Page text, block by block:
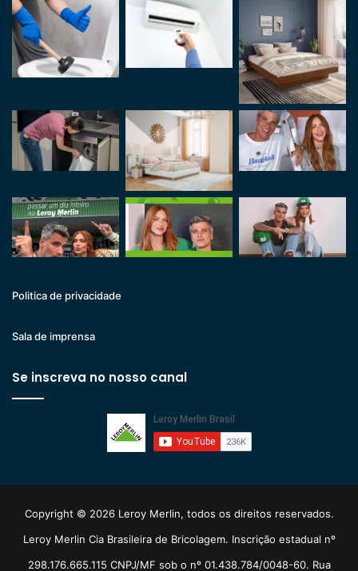
Politica de privacidade
Sala de imprensa
Se inscreva no nosso canal
Copyright © 2026 Leroy Merlin, todos os direitos reservados.
Leroy Merlin Cia Brasileira de Bricolagem. Inscrição estadual nº
298.176.665.115 CNPJ/MF sob o nº 01.438.784/0048-60. Rua